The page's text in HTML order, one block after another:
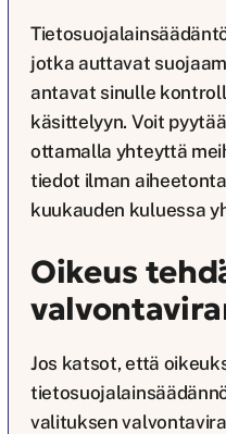
jotka auttavat
antavat sinulle
käsittelyyn. Voit
ottamalla yhteyttä
tiedot ilman
kuukauden kuluessa
Oikeus
Jos katsot, että
valituksen